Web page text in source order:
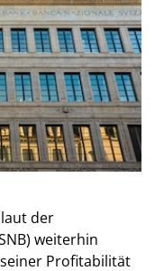
der
weiterhin
Profitabilität